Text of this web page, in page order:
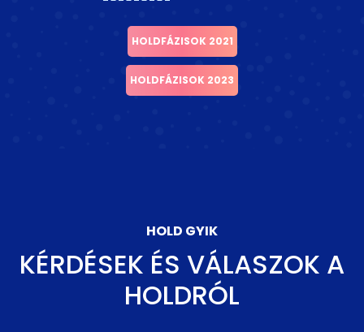
HOLDFÁZISOK 2021
HOLDFÁZISOK 2023
HOLD GYIK
KÉRDÉSEK ÉS VÁLASZOK A
HOLDRÓL